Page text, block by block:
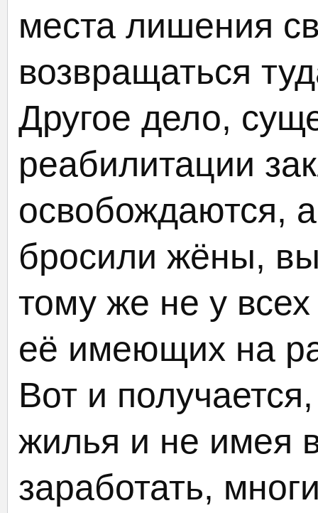
места лишения
возвращаться
Другое дело,
реабилитации
освобождаются,
бросили жёны,
тому же не у
её имеющих на
Вот и
жилья и не имея
заработать,